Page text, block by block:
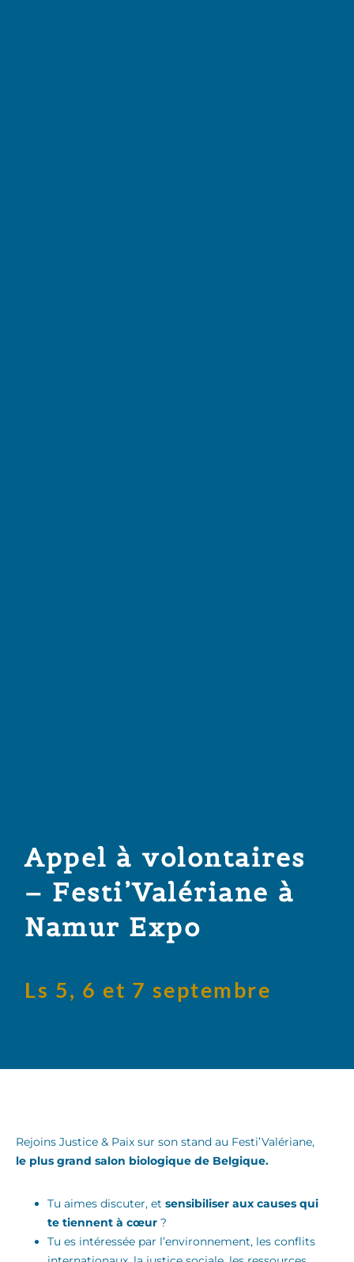
Appel à volontaires
– Festi’Valériane à
Namur Expo
Ls 5, 6 et 7 septembre
Rejoins Justice & Paix sur son stand au Festi’Valériane,
le plus grand salon biologique de Belgique.
Tu aimes discuter, et sensibiliser aux causes qui
te tiennent à cœur ?
Tu es intéressée par l’environnement, les conflits